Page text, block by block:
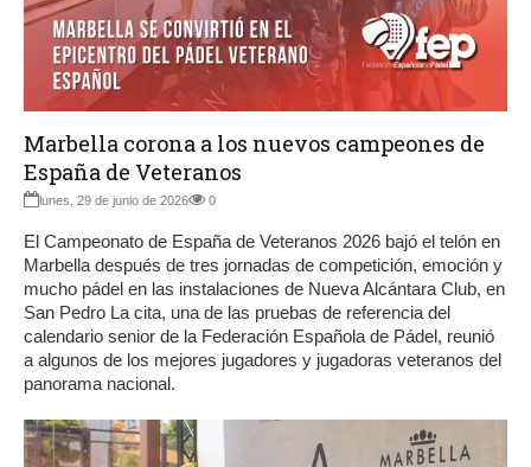
Marbella corona a los nuevos campeones de
España de Veteranos
lunes, 29 de junio de 2026 0
El Campeonato de España de Veteranos 2026 bajó el telón en
Marbella después de tres jornadas de competición, emoción y
mucho pádel en las instalaciones de Nueva Alcántara Club, en
San Pedro La cita, una de las pruebas de referencia del
calendario senior de la Federación Española de Pádel, reunió
a algunos de los mejores jugadores y jugadoras veteranos del
panorama nacional.